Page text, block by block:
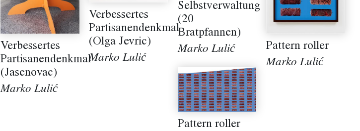
Verbessertes
Partisanendenkmal
(Jasenovac)
Marko Lulić
Verbessertes
Partisanendenkmal
(Olga Jevric)
Marko Lulić
Selbstverwaltung
(20
Bratpfannen)
Marko Lulić
Pattern roller
Marko Lulić
Pattern roller